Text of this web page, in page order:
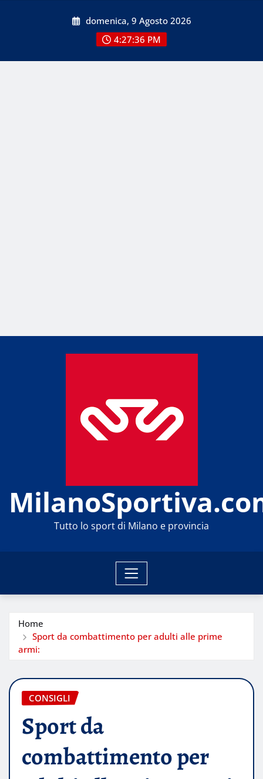
domenica, 9 Agosto 2026
4:27:37 PM
Tutto lo sport di Milano e provincia
Home
Sport da combattimento per adulti alle prime
armi:
CONSIGLI
Sport da
combattimento per